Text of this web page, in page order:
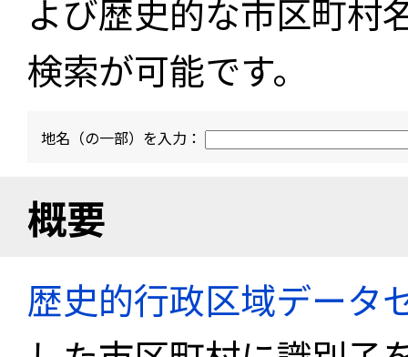
よび歴史的な市区町村
検索が可能です。
地名（の一部）を入力：
概要
歴史的行政区域データ